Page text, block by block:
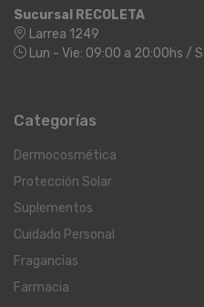
Sucursal RECOLETA
Larrea 1249
Lun - Vie: 09:00 a 20:00hs /
Categorías
Dermocosmética
Protección Solar
Suplementos
Cuidado Personal
Fragancias
Farmacia